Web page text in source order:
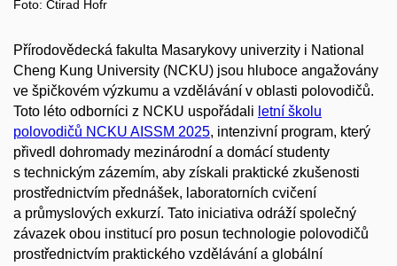
Foto: Ctirad Hofr
Přírodovědecká fakulta Masarykovy univerzity i National
Cheng Kung University (NCKU) jsou hluboce angažovány
ve špičkovém výzkumu a vzdělávání v oblasti polovodičů.
Toto léto odborníci z NCKU uspořádali letní školu
polovodičů NCKU AISSM 2025, intenzivní program, který
přivedl dohromady mezinárodní a domácí studenty
s technickým zázemím, aby získali praktické zkušenosti
prostřednictvím přednášek, laboratorních cvičení
a průmyslových exkurzí. Tato iniciativa odráží společný
závazek obou institucí pro posun technologie polovodičů
prostřednictvím praktického vzdělávání a globální